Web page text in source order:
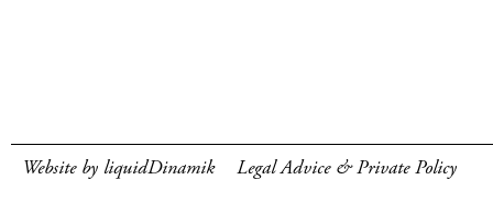
Website by liquidDinamik Legal Advice & Private Policy